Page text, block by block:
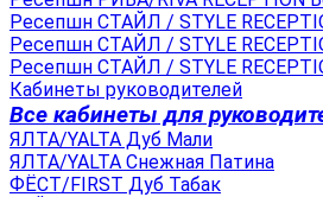
Ресепшн СТАЙЛ / STYLE
Ресепшн СТАЙЛ / STYLE
Ресепшн СТАЙЛ / STYLE
Кабинеты руководителей
Все кабинеты для
ЯЛТА/YALTA Дуб Мали
ЯЛТА/YALTA Снежная Патина
ФЁСТ/FIRST Дуб Табак